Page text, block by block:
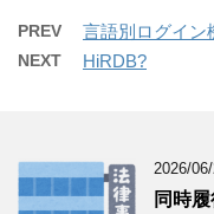
PREV 言語別ログイン
NEXT HiRDB?
2026/
同時